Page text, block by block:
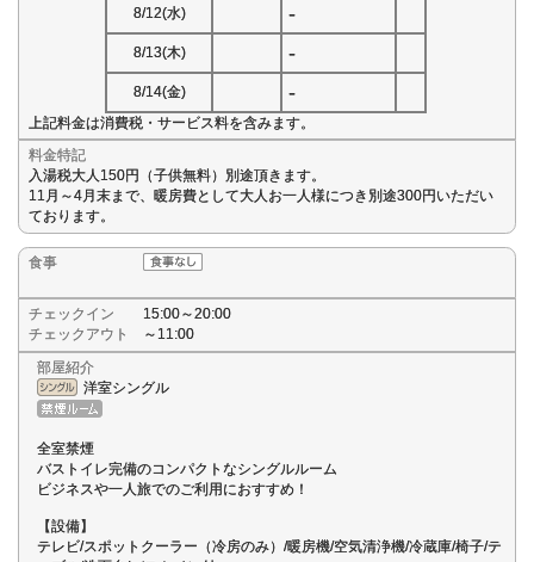
8/12(水) -
8/13(木) -
8/14(金) -
上記料金は消費税・サービス料を含みます。
料金特記
入湯税大人150円（子供無料）別途頂きます。
11月～4月末まで、暖房費として大人お一人様につき別途300円いただい
ております。
食事
チェックイン
15:00～20:00
チェックアウト
～11:00
部屋紹介
洋室シングル
全室禁煙
バストイレ完備のコンパクトなシングルルーム
ビジネスや一人旅でのご利用におすすめ！
【設備】
テレビ/スポットクーラー（冷房のみ）/暖房機/空気清浄機/冷蔵庫/椅子/テ